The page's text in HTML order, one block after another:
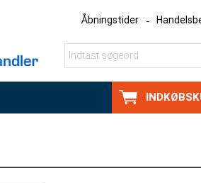
Åbningstider